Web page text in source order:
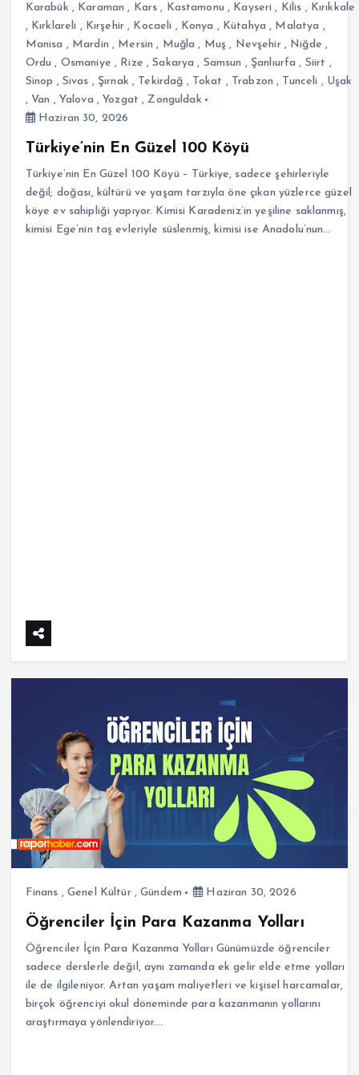
Karabük , Karaman , Kars , Kastamonu , Kayseri , Kilis , Kırıkkale
, Kırklareli , Kırşehir, Kocaeli , Konya , Kütahya , Malatya ,
Manisa , Mardin , Mersin , Muğla , Muş , Nevşehir, Niğde ,
Ordu , Osmaniye , Rize ,Sakarya , Samsun , Şanlıurfa , Siirt ,
Sinop , Sivas , Şırnak , Tekirdağ , Tokat , Trabzon , Tunceli , Uşak
, Van , Yalova ,Yozgat ,Zonguldak
Haziran 30, 2026
Türkiye’nin En Güzel 100 Köyü
Türkiye’nin En Güzel 100 Köyü – Türkiye, sadece şehirleriyle
değil; doğası, kültürü ve yaşam tarzıyla öne çıkan yüzlerce güzel
köye ev sahipliği yapıyor. Kimisi Karadeniz’in yeşiline saklanmış,
kimisi Ege’nin taş evleriyle süslenmiş, kimisi ise Anadolu’nun…
Finans , Genel Kültür,Gündem Haziran 30, 2026
Öğrenciler İçin Para Kazanma Yolları
Öğrenciler İçin Para Kazanma Yolları Günümüzde öğrenciler
sadece derslerle değil, aynı zamanda ek gelir elde etme yolları
ile de ilgileniyor. Artan yaşam maliyetleri ve kişisel harcamalar,
birçok öğrenciyi okul döneminde para kazanmanın yollarını
araştırmaya yönlendiriyor.…